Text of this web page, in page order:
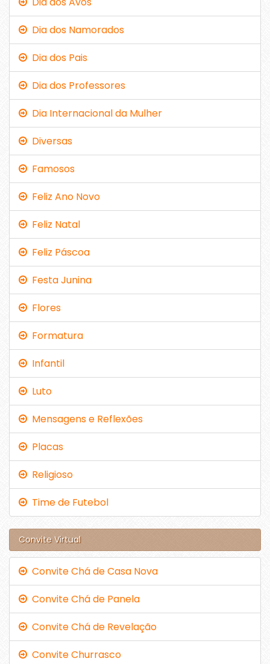
Dia dos Namorados
Dia dos Pais
Dia dos Professores
Dia Internacional da Mulher
Diversas
Famosos
Feliz Ano Novo
Feliz Natal
Feliz Páscoa
Festa Junina
Flores
Formatura
Infantil
Luto
Mensagens e Reflexões
Placas
Religioso
Time de Futebol
Convite Virtual
Convite Chá de Casa Nova
Convite Chá de Panela
Convite Chá de Revelação
Convite Churrasco